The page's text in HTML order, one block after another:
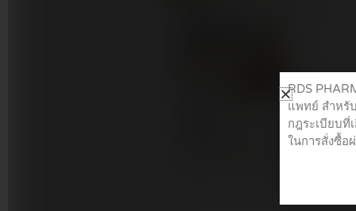
RDS
แพทย์ สำหรั
กฎระเบียบ
ในการสั่งซื้อ